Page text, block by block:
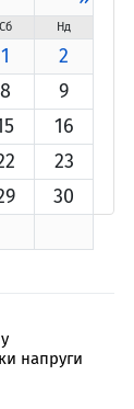
Сб Нд
1
2
8
9
16
23
30
напруги